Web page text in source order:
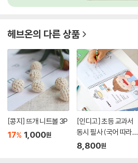
헤브온의 다른 상품
[콩지] 뜨개 니트볼 3P
17% 1,000원
[인디고] 초등 교과서
동시 필사 (국어 따라쓰
기...
8,800원